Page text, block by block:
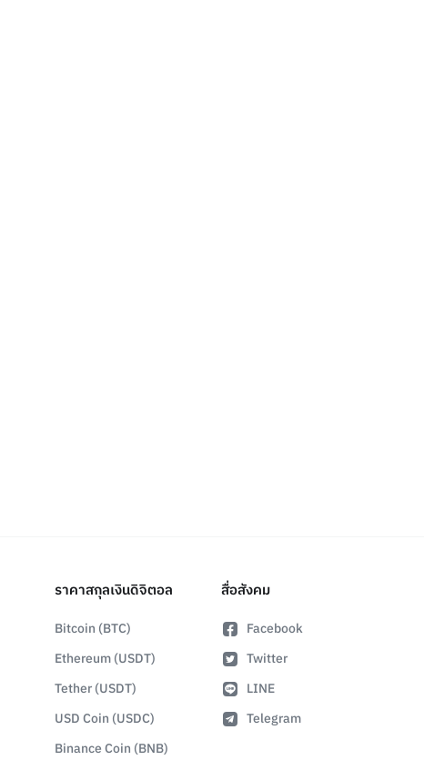
ราคาสกุลเงินดิจิตอล
Bitcoin (BTC)
Ethereum (USDT)
Tether (USDT)
USD Coin (USDC)
Binance Coin (BNB)
สื่อสังคม
Facebook
Twitter
LINE
Telegram